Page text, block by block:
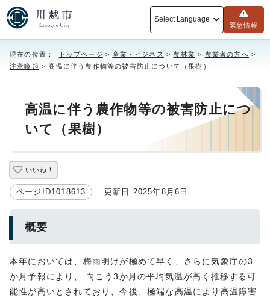
Select Language
緊急情報
現在の位置： トップページ > 産業・ビジネス > 農林業 > 農業者の方へ >
注意喚起 > 高温に伴う農作物等の被害防止について（果樹）
高温に伴う農作物等の被害防止につ
いて（果樹）
いいね！
ページID1018613 更新日 2025年8月6日
概要
本年においては、梅雨明けが極めて早く、さらに気象庁の3
か月予報により、 向こう3か月の平均気温が高く推移する可
能性が高いとされており、今後、極端な高温により高温障害